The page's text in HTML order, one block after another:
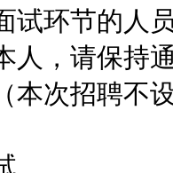
试环节的人
人，请保持
本次招聘不